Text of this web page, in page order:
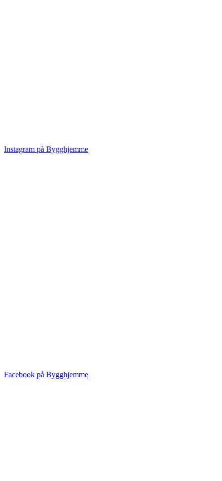
Instagram på Bygghjemme
Facebook på Bygghjemme